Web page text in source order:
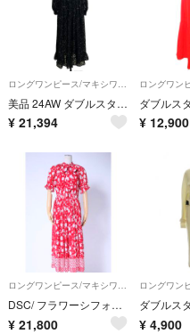
ロングワンピース/マキシワンピース
美品 24AW ダブルスタンダードクロージング ダブスタ ハートオパール シャーリング ワンピース 0201-111-244A 36 ブラック レディース 古着 中古 USED
¥ 21,394 ¥ 12,900
ロングワンピース/マキシワンピース
DSC/ フラワーシフォンプリーツワンピース
¥ 21,800 ¥ 4,900